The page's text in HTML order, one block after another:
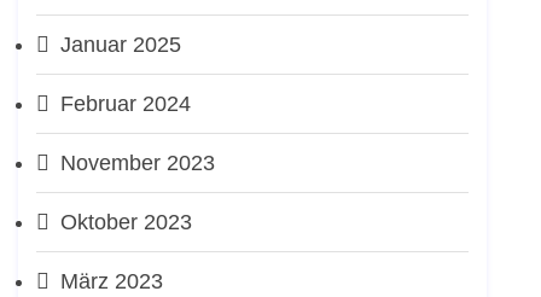
Januar 2025
Februar 2024
November 2023
Oktober 2023
März 2023